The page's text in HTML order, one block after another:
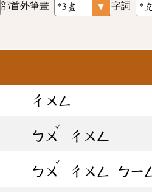
部首外筆畫 字詞
ㄔㄨㄥ
ㄅㄨ
ˇ
ㄔㄨㄥ
ㄅㄨ
ˇ
ㄔㄨㄥ ㄅㄧㄥ